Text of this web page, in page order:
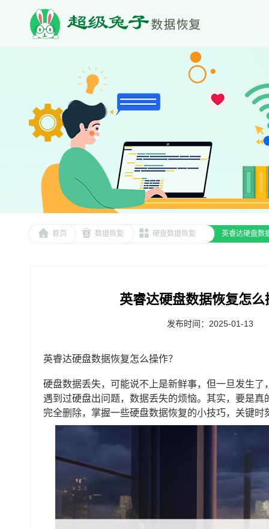
首页 数据恢复 硬盘数据恢复 英睿达硬盘数
英睿达硬盘数据恢复怎
发布时间：2025-01-13
英睿达硬盘数据恢复怎么操作？
硬盘数据丢失，可能说不上是新鲜事，但一旦发生
遇到过硬盘出问题，数据丢失的烦恼。其实，要是
完全删除，掌握一些硬盘数据恢复的小技巧，关键时